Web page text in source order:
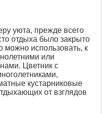
уюта, прежде всего
отдыха было закрыто
можно использовать, к
или
Цветник с
кустарниковые
от взглядов